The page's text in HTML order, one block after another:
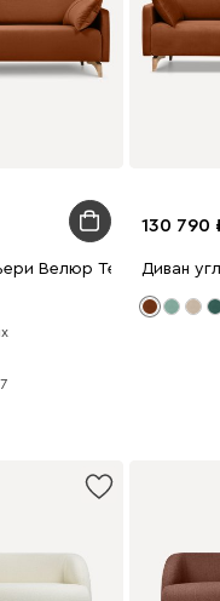
Велюр Терракотовый
130 790
Диван